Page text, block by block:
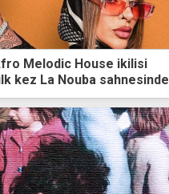
Melodic House ikilisi
kez La Nouba sahnesinde